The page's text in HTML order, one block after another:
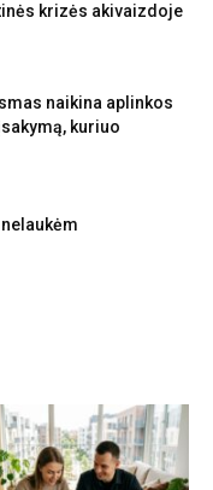
krizės akivaizdoje
naikina aplinkos
kuriuo